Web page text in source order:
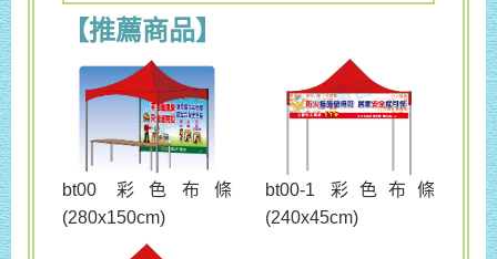
【推薦商品】
bt00 彩色布條
(280x150cm)
bt00-1 彩色布條
(240x45cm)